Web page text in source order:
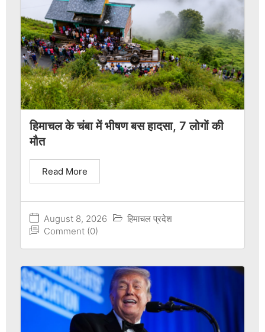
हिमाचल के चंबा में भीषण बस हादसा, 7 लोगों की
मौत
August 8, 2026
हिमाचल प्रदेश
Comment (0)
Read More